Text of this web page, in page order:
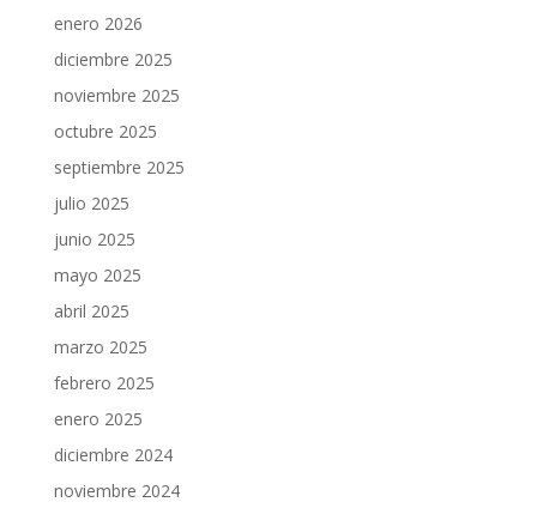
enero 2026
diciembre 2025
noviembre 2025
octubre 2025
septiembre 2025
julio 2025
junio 2025
mayo 2025
abril 2025
marzo 2025
febrero 2025
enero 2025
diciembre 2024
noviembre 2024